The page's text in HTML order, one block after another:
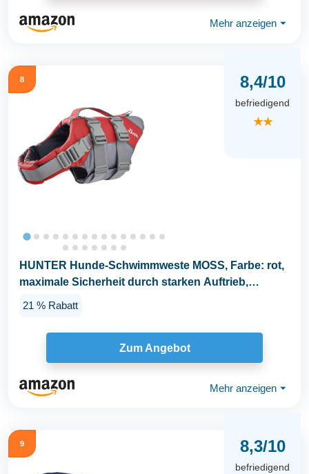
Mehr anzeigen ⏷
8 8,4/10
befriedigend
★★
HUNTER Hunde-Schwimmweste MOSS, Farbe: rot,
maximale Sicherheit durch starken Auftrieb,
21 % Rabatt
Zum Angebot
Mehr anzeigen ⏷
9 8,3/10
befriedigend